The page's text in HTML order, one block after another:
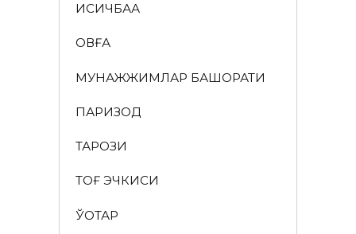
ҚИСҚИЧБАҚА
ҚОВҒА
МУНАЖЖИМЛАР БАШОРАТИ
ПАРИЗОД
ТАРОЗИ
ТОҒ ЭЧКИСИ
ЎҚОТАР